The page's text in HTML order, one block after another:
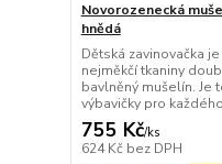
Novorozenecká
hnědá
Dětská zavinovačka
nejměkčí tkaniny
bavlněný mušelín.
výbavičky pro
755 Kč/ks
624 Kč bez DPH